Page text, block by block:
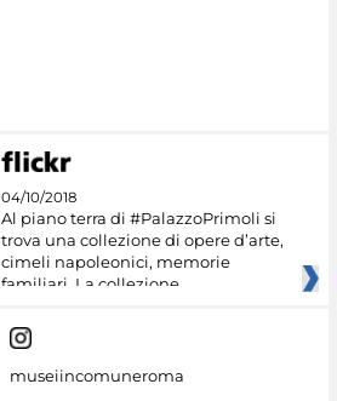
04/10/2018
Al piano terra di #PalazzoPrimoli si
trova una collezione di opere d’arte,
cimeli napoleonici, memorie
familiari. La collezione
museiincomuneroma